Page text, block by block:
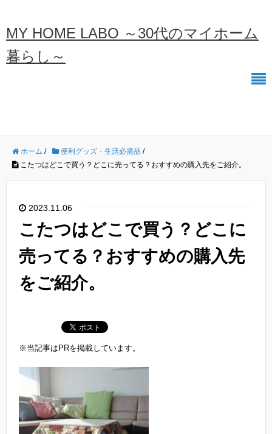
MY HOME LABO ～30代のマイホーム
暮らし～
ホーム / 便利グッズ・生活必需品 /
こたつはどこで買う？どこに売ってる？おすすめの購入先をご紹介。
2023.11.06
こたつはどこで買う？どこに
売ってる？おすすめの購入先
をご紹介。
※当記事はPRを掲載しています。